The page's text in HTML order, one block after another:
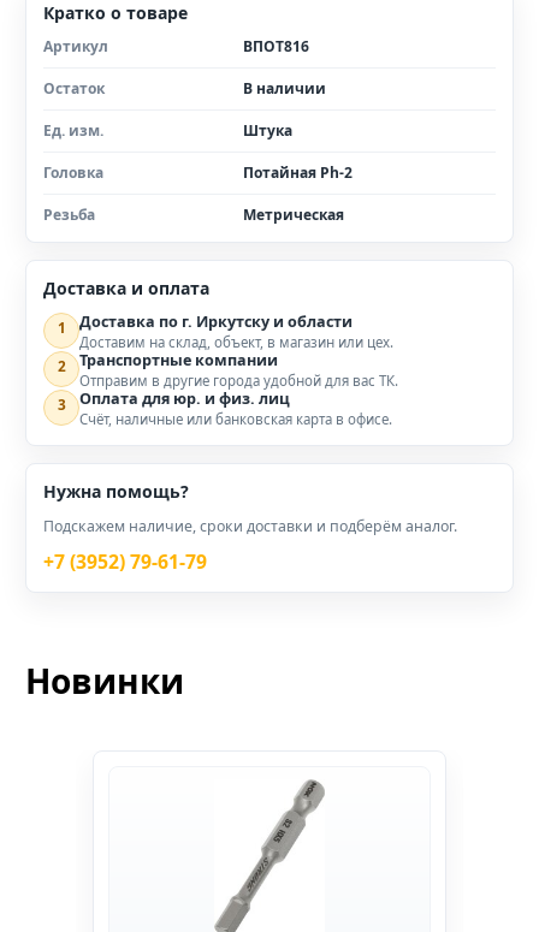
Кратко о товаре
Артикул ВПОТ816
Остаток В наличии
Ед. изм. Штука
Головка Потайная Ph-2
Резьба Метрическая
Доставка и оплата
1 Доставка по г. Иркутску и области
Доставим на склад, объект, в магазин или цех.
2 Транспортные компании
Отправим в другие города удобной для вас ТК.
3 Оплата для юр. и физ. лиц
Счёт, наличные или банковская карта в офисе.
Нужна помощь?
Подскажем наличие, сроки доставки и подберём аналог.
+7 (3952) 79-61-79
Новинки